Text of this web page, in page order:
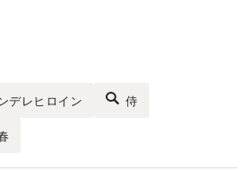
デレヒロイン 侍